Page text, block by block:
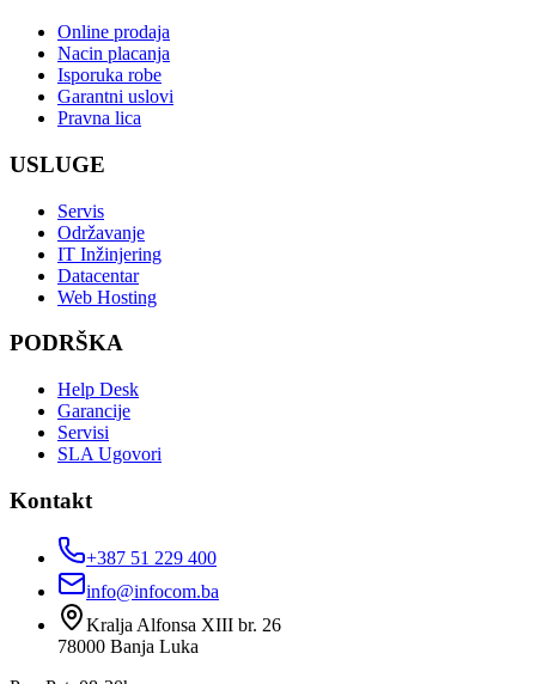
Online prodaja
Nacin placanja
Isporuka robe
Garantni uslovi
Pravna lica
USLUGE
Servis
Održavanje
IT Inžinjering
Datacentar
Web Hosting
PODRŠKA
Help Desk
Garancije
Servisi
SLA Ugovori
Kontakt
+387 51 229 400
info@infocom.ba
Kralja Alfonsa XIII br. 26
78000 Banja Luka